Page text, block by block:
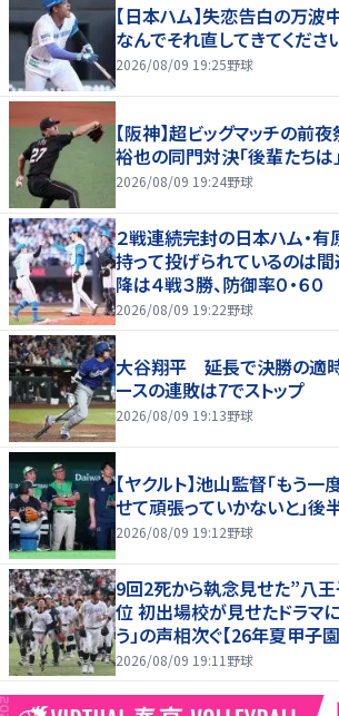
【日本ハム】失恋告白の万波
なんでそれ直してきてくださ
2026/08/09 19:25野球
【阪神】超ビッグマッチの
裕也の同門対決「後輩たちは
2026/08/09 19:24野球
２戦連続完封の日本ハム・有
持って投げられているのは
降は４戦３勝、防御率０・６０
2026/08/09 19:22野球
大谷翔平 延長で決勝の適
ースの連敗は7でストップ
2026/08/09 19:13野球
【ヤクルト】池山監督「もう
せて頑張っていかないと」後
2026/08/09 19:12野球
9回2死から執念見せた”八王
位 初出場校が見せたドラマ
う」の声相次ぐ【26年夏甲子園
2026/08/09 19:11 野球